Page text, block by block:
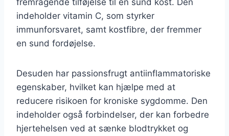
indeholder vitamin C, som styrker
immunforsvaret, samt kostfibre, der fremmer
en sund fordøjelse.
Desuden har passionsfrugt antiinflammatoriske
egenskaber, hvilket kan hjælpe med at
reducere risikoen for kroniske sygdomme. Den
indeholder også forbindelser, der kan forbedre
hjertehelsen ved at sænke blodtrykket og